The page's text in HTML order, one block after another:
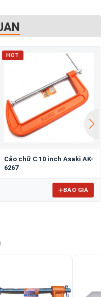
HOT
Cảo chữ C 10 inch Asaki AK-
6267
BÁO GIÁ